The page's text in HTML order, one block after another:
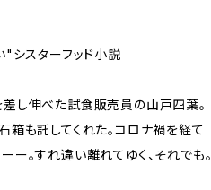
シスターフッド小説
し伸べた試食販売員の山戸四葉。
も託してくれた。コロナ禍を経て
。すれ違い離れてゆく、それでも。